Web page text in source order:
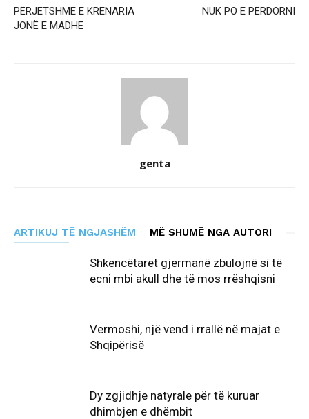
PËRJETSHME E KRENARIA
JONË E MADHE
NUK PO E PËRDORNI
genta
ARTIKUJ TË NGJASHËM MË SHUMË NGA AUTORI
Shkencëtarët gjermanë zbulojnë si të
ecni mbi akull dhe të mos rrëshqisni
Vermoshi, një vend i rrallë në majat e
Shqipërisë
Dy zgjidhje natyrale për të kuruar
dhimbjen e dhëmbit